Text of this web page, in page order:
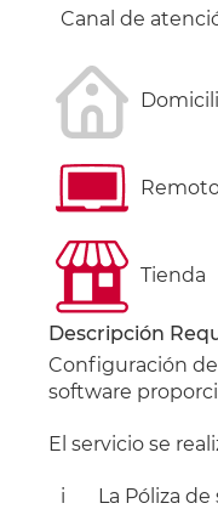
Canal de
Tienda
Descripción
Configuración
software
El servicio se
i La Póliza de